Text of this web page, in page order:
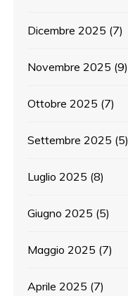
Dicembre 2025 (7)
Novembre 2025 (9)
Ottobre 2025 (7)
Settembre 2025 (5)
Luglio 2025 (8)
Giugno 2025 (5)
Maggio 2025 (7)
Aprile 2025 (7)